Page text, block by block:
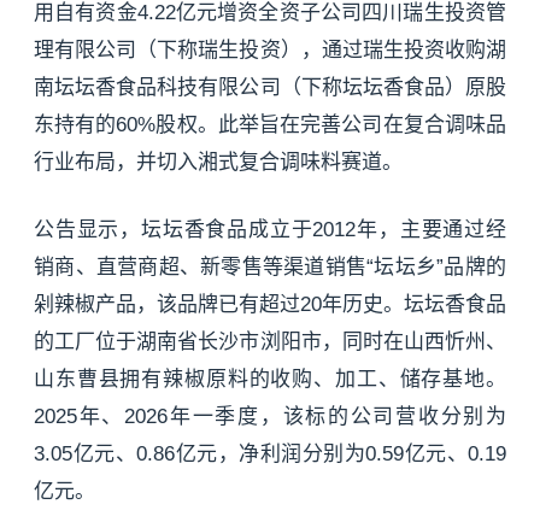
用自有资金4.22亿元增资全资子公司四川瑞生投资管
理有限公司（下称瑞生投资），通过瑞生投资收购湖
南坛坛香食品科技有限公司（下称坛坛香食品）原股
东持有的60%股权。此举旨在完善公司在复合调味品
行业布局，并切入湘式复合调味料赛道。
公告显示，坛坛香食品成立于2012年，主要通过经
销商、直营商超、新零售等渠道销售“坛坛乡”品牌的
剁辣椒产品，该品牌已有超过20年历史。坛坛香食品
的工厂位于湖南省长沙市浏阳市，同时在山西忻州、
山东曹县拥有辣椒原料的收购、加工、储存基地。
2025年、2026年一季度，该标的公司营收分别为
3.05亿元、0.86亿元，净利润分别为0.59亿元、0.19
亿元。